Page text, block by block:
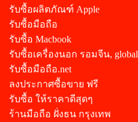
รับซื้อผลิตภัณฑ์ Apple
รับซื้อมือถือ
รับซื้อ Macbook
รับซื้อเครื่องนอก รอมจีน, global
รับซื้อมือถือ.net
ลงประกาศซื้อขาย ฟรี
รับซื้อ ให้ราคาดีสุดๆ
ร้านมือถือ ฝั่งธน กรุงเทพ